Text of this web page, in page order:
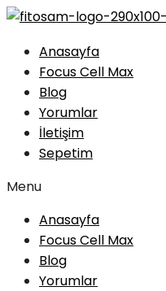
Anasayfa
Focus Cell Max
Blog
Yorumlar
İletişim
Sepetim
Menu
Anasayfa
Focus Cell Max
Blog
Yorumlar